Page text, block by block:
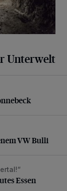
Unterwelt
VW Bulli
VW Bulli
Essen
Essen